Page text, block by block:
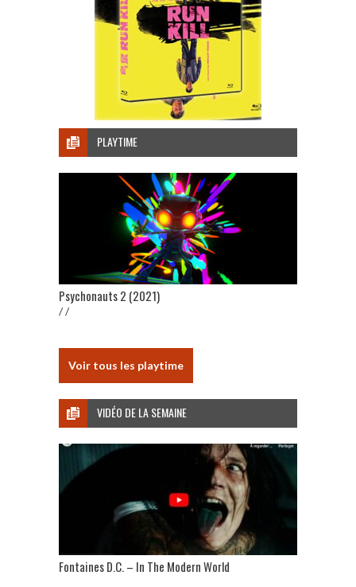
PLAYTIME
Psychonauts 2 (2021)
/ /
Voir tous les playtime
VIDÉO DE LA SEMAINE
Fontaines D.C. – In The Modern World